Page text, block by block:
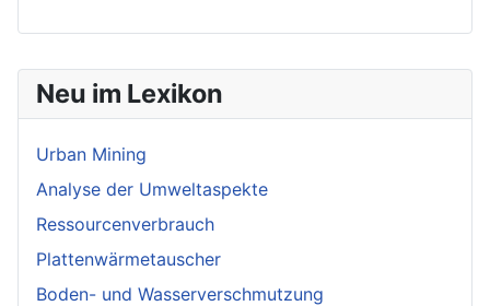
Neu im Lexikon
Urban Mining
Analyse der Umweltaspekte
Ressourcenverbrauch
Plattenwärmetauscher
Boden- und Wasserverschmutzung